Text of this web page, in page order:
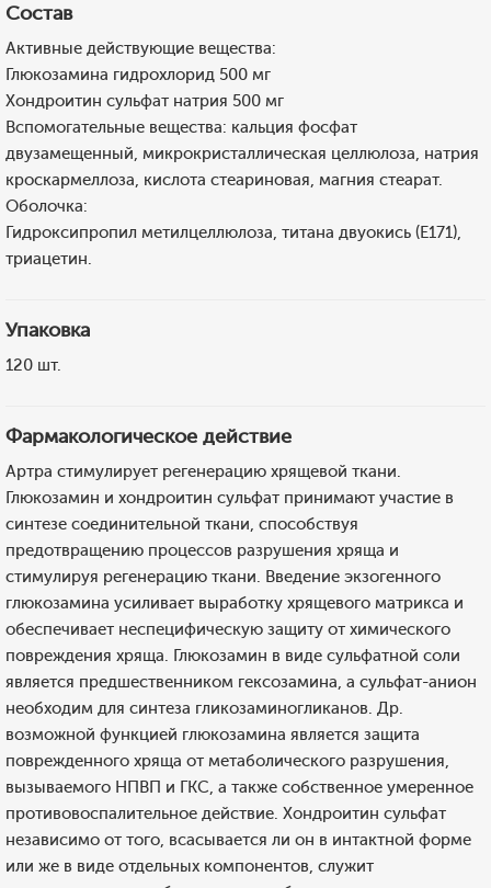
Состав
Активные действующие вещества:
Глюкозамина гидрохлорид 500 мг
Хондроитин сульфат натрия 500 мг
Вспомогательные вещества: кальция фосфат
двузамещенный, микрокристаллическая целлюлоза, натрия
кроскармеллоза, кислота стеариновая, магния стеарат.
Оболочка:
Гидроксипропил метилцеллюлоза, титана двуокись (Е171),
триацетин.
Упаковка
120 шт.
Фармакологическое действие
Артра стимулирует регенерацию хрящевой ткани.
Глюкозамин и хондроитин сульфат принимают участие в
синтезе соединительной ткани, способствуя
предотвращению процессов разрушения хряща и
стимулируя регенерацию ткани. Введение экзогенного
глюкозамина усиливает выработку хрящевого матрикса и
обеспечивает неспецифическую защиту от химического
повреждения хряща. Глюкозамин в виде сульфатной соли
является предшественником гексозамина, а сульфат-анион
необходим для синтеза гликозаминогликанов. Др.
возможной функцией глюкозамина является защита
поврежденного хряща от метаболического разрушения,
вызываемого НПВП и ГКС, а также собственное умеренное
противовоспалительное действие. Хондроитин сульфат
независимо от того, всасывается ли он в интактной форме
или же в виде отдельных компонентов, служит